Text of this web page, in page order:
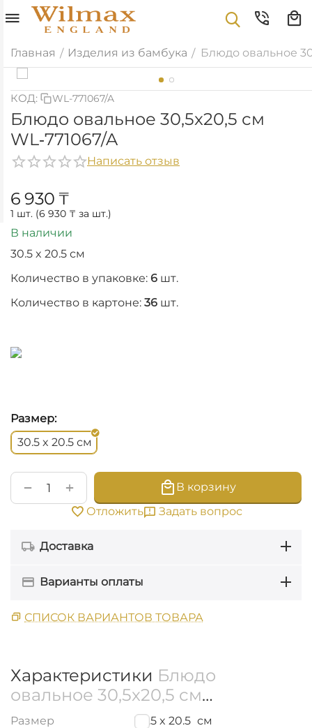
Главная / Изделия из бамбука / Блюдо овальное
КОД: WL-771067/A
Блюдо овальное 30,5x20,5 см
WL‑771067/A
Написать отзыв
6 930 ₸
1 шт. (6 930 ₸ за шт.)
В наличии
30.5 x 20.5 см
Количество в упаковке: 6 шт.
Количество в картоне: 36 шт.
Размер:
30.5 x 20.5 см
+
−
В корзину
Отложить
Задать вопрос
Доставка
Варианты оплаты
СПИСОК ВАРИАНТОВ ТОВАРА
Характеристики Блюдо
овальное 30,5x20,5 см
WL‑771067/A
Размер 30.5 x 20.5 см